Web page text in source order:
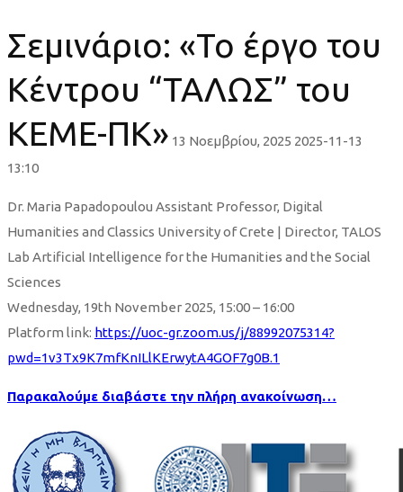
Σεμινάριο: «Το έργο του
Κέντρου “ΤΑΛΩΣ” του
ΚΕΜΕ-ΠΚ» 13 Νοεμβρίου, 2025 2025-11-13
13:10
Σεμινάριο:
«Το
έργο
του
Κέντρου
“ΤΑΛΩΣ”
του
Dr. Maria Papadopoulou Assistant Professor, Digital
Humanities and Classics University of Crete | Director, TALOS
Lab Artificial Intelligence for the Humanities and the Social
Sciences
Wednesday, 19th November 2025, 15:00 – 16:00
Platform link: https://uoc-gr.zoom.us/j/88992075314?
pwd=1v3Tx9K7mfKnILlKErwytA4GOF7g0B.1
Παρακαλούμε διαβάστε την πλήρη ανακοίνωση…